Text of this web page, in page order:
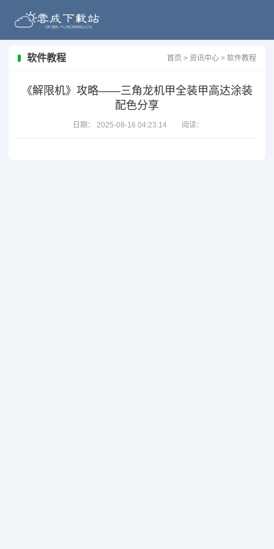
软件教程 首页 > 资讯中心 > 软件教程
《解限机》攻略——三角龙机甲全装甲高达涂装
配色分享
日期： 2025-08-16 04:23:14 阅读：